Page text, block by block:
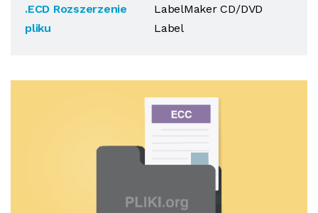
.ECD Rozszerzenie
pliku
LabelMaker CD/DVD
Label